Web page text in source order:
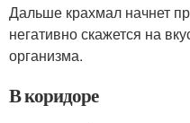
Дальше крахмал начнет
негативно скажется на
организма.
В коридоре